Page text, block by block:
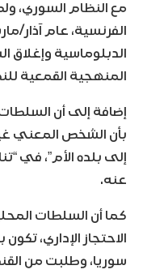
مع النظام السوري،
الدبلوماسية وإغلاق
المنهجية القمعية
إضافة إلى أن
بأن الشخص المعني
إلى بلده الأم”، في
عنه.
كما أن السلطات
الاحتجاز الإداري،
سوريا، وطلبت من